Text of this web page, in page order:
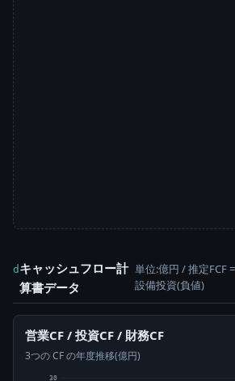
d キャッシュフロー計
算書データ
単位:億円 / 推定FCF
設備投資(負値)
営業CF / 投資CF / 財務CF
3つの CF の年度推移(億円)
30